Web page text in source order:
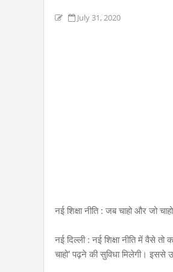
July 31, 2020
नई शिक्षा नीति : जब चाहो और जो
नई दिल्ली : नई शिक्षा नीति में वैसे
चाहो' पढ़ने की सुविधा मिलेगी।